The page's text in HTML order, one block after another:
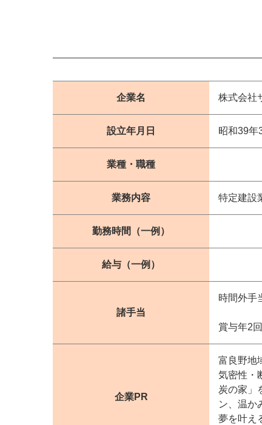
企業名 株式会社
設立年月日 昭和39年
業種・職種
業務内容 特定建設
勤務時間（一例）
給与（一例）
諸手当
時間外手
賞与年2
企業PR
富良野地
気密性・
炭の家」
ン、温か
夢を叶え